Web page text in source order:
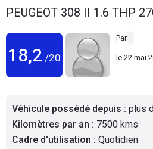
Guide
Electriques
Flottes
Auto
PEUGEOT 308 II 1.6 THP
18,2 /20
Par
le 22 mai
Véhicule possédé depuis : plus
Kilomètres par an : 7500 kms
Cadre d'utilisation : Quotidien